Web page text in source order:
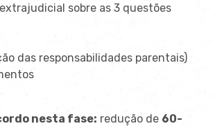
sobre as 3 questões
das responsabilidades parentais)
nesta fase: redução de 60-